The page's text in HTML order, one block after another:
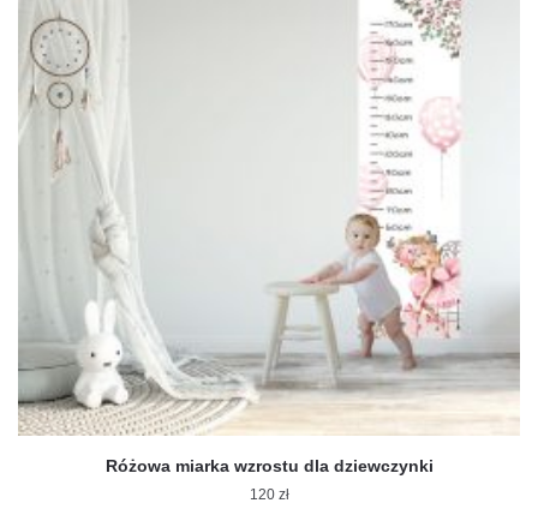
Różowa miarka wzrostu dla dziewczynki
120 zł